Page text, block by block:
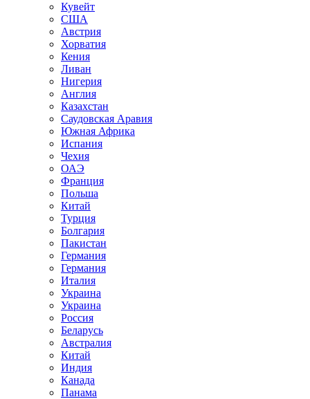
Кувейт
США
Австрия
Хорватия
Кения
Ливан
Нигерия
Англия
Казахстан
Саудовская Аравия
Южная Африка
Испания
Чехия
ОАЭ
Франция
Польша
Китай
Турция
Болгария
Пакистан
Германия
Германия
Италия
Украина
Украина
Россия
Беларусь
Австралия
Китай
Индия
Канада
Панама